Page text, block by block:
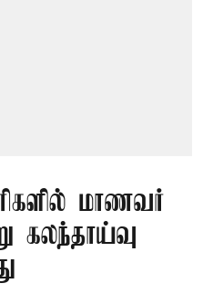
மாணவர்
கலந்தாய்வு